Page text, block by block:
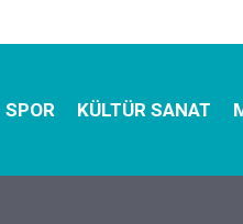
SPOR KÜLTÜR SANAT
ve Çevre Dostu Ambalaj